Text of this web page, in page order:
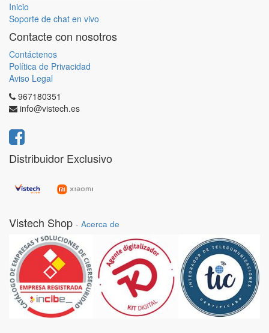
Inicio
Soporte de chat en vivo
Contacte con nosotros
Contáctenos
Política de Privacidad
Aviso Legal
967180351
info@vistech.es
Distribuidor Exclusivo
Vistech Shop - Acerca de